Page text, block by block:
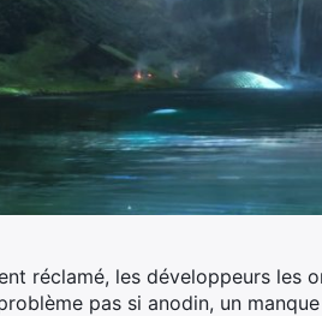
réclamé, les développeurs
pas si anodin, un